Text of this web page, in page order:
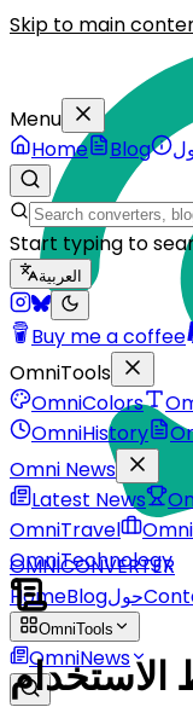
Skip to main
OMNICONVERTER
HomeBlogحول
OmniTools
OmniNews
Menu
Home
Blog
Start typing to
العربية
Buy me a coffee
OmniTools
OmniColors
OmniHistory
Omni News
Latest News
OmniTravel
OmniTechnology
الاستخدام